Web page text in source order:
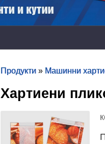
Продукти » Машинни
Хартиени